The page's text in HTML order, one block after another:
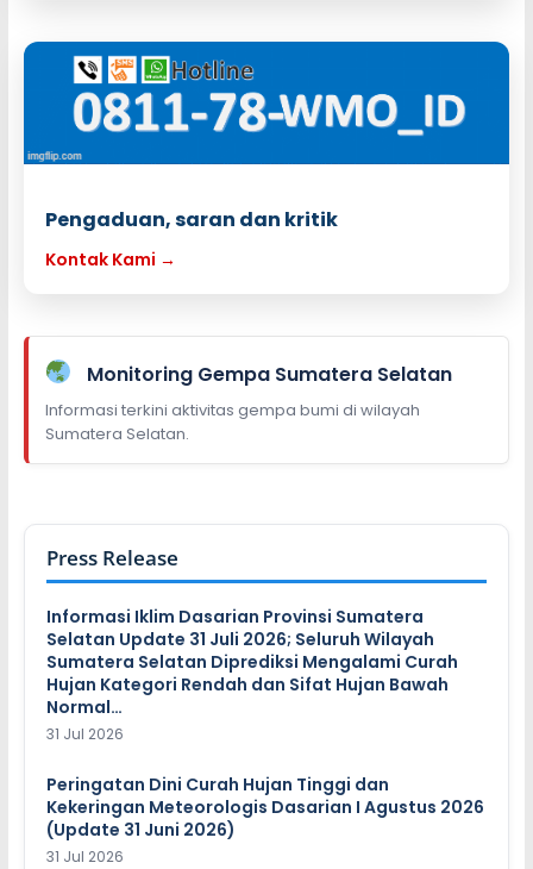
Pengaduan, saran dan kritik
Kontak Kami →
Monitoring Gempa Sumatera Selatan
Informasi terkini aktivitas gempa bumi di wilayah
Sumatera Selatan.
Press Release
Informasi Iklim Dasarian Provinsi Sumatera
Selatan Update 31 Juli 2026; Seluruh Wilayah
Sumatera Selatan Diprediksi Mengalami Curah
Hujan Kategori Rendah dan Sifat Hujan Bawah
Normal…
31 Jul 2026
Peringatan Dini Curah Hujan Tinggi dan
Kekeringan Meteorologis Dasarian I Agustus 2026
(Update 31 Juni 2026)
31 Jul 2026